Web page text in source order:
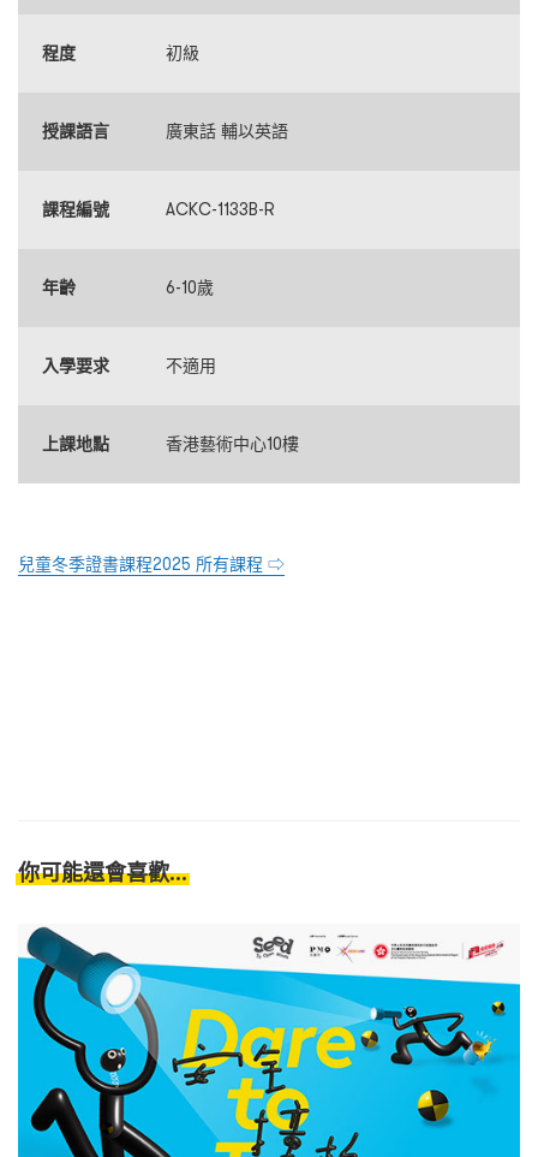
程度 初級
授課語言 廣東話 輔以英語
課程編號 ACKC-1133B-R
年齡 6-10歲
入學要求 不適用
上課地點 香港藝術中心10樓
兒童冬季證書課程2025 所有課程 ⇨
你可能還會喜歡...